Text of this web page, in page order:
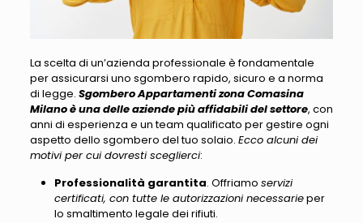
La scelta di un’azienda professionale è fondamentale
per assicurarsi uno sgombero rapido, sicuro e a norma
di legge. Sgombero Appartamenti zona Comasina
Milano è una delle aziende più affidabili del settore, con
anni di esperienza e un team qualificato per gestire ogni
aspetto dello sgombero del tuo solaio. Ecco alcuni dei
motivi per cui dovresti sceglierci:
Professionalità garantita. Offriamo servizi
certificati, con tutte le autorizzazioni necessarieper
lo smaltimento legale dei rifiuti.